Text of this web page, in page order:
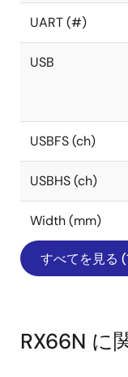
UART (#)
USB
USBFS (ch)
USBHS (ch)
Width (mm)
すべてを見る
RX66N に